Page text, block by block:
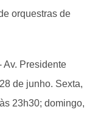
orquestras de
Av. Presidente
de junho. Sexta,
23h30; domingo,